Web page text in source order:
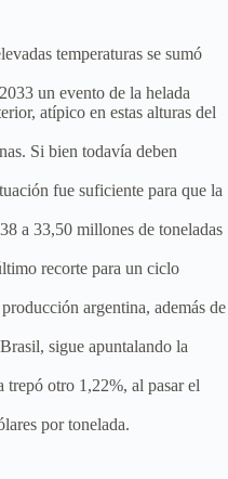
temperaturas se sumó
un evento de la helada
atípico en estas alturas del
Si bien todavía deben
fue suficiente para que la
a 33,50 millones de toneladas
recorte para un ciclo
argentina, además de
sigue apuntalando la
trepó otro 1,22%, al pasar el
por tonelada.